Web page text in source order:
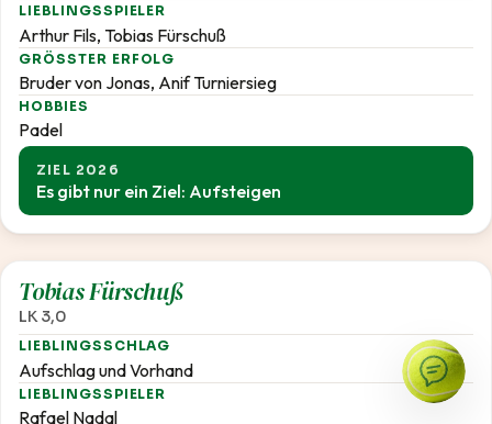
LIEBLINGSSPIELER
Arthur Fils, Tobias Fürschuß
GRÖSSTER ERFOLG
Bruder von Jonas, Anif Turniersieg
HOBBIES
Padel
ZIEL 2026
Es gibt nur ein Ziel: Aufsteigen
Tobias Fürschuß
LK 3,0
LIEBLINGSSCHLAG
Aufschlag und Vorhand
LIEBLINGSSPIELER
Rafael Nadal